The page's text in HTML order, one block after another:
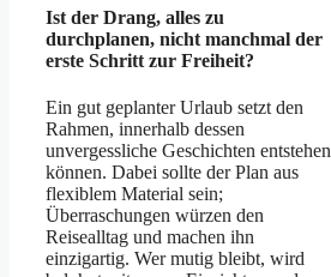
Ist der Drang, alles zu
durchplanen, nicht manchmal der
erste Schritt zur Freiheit?
Ein gut geplanter Urlaub setzt den
Rahmen, innerhalb dessen
unvergessliche Geschichten entstehen
können. Dabei sollte der Plan aus
flexiblem Material sein;
Überraschungen würzen den
Reisealltag und machen ihn
einzigartig. Wer mutig bleibt, wird